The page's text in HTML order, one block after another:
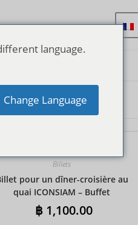
Billets
pour un dîner-croisière au
quai ICONSIAM – Buffet
international
฿1,100.00
language.
Change Language